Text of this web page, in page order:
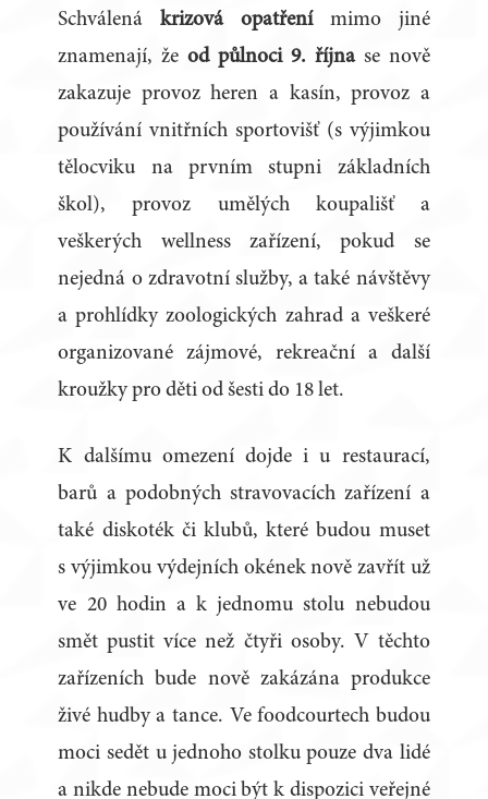
Schválenákrizová opatřenímimo jiné
znamenají, žeod půlnoci 9. říjnase nově
zakazuje provoz heren a kasín, provoz a
používání vnitřních sportovišť (s výjimkou
tělocviku na prvním stupni základních
škol), provoz umělých koupališť a
veškerých wellness zařízení, pokud se
nejedná o zdravotní služby, a také návštěvy
a prohlídky zoologických zahrad a veškeré
organizované zájmové, rekreační a další
kroužky pro děti od šesti do 18 let.
K dalšímu omezení dojde i u restaurací,
barů a podobných stravovacích zařízení a
také diskoték či klubů, které budou muset
s výjimkou výdejních okének nově zavřít už
ve 20 hodin a k jednomu stolu nebudou
smět pustit více než čtyři osoby. V těchto
zařízeních bude nově zakázána produkce
živé hudby a tance. Ve foodcourtech budou
moci sedět u jednoho stolku pouze dva lidé
a nikde nebude moci být k dispozici veřejné